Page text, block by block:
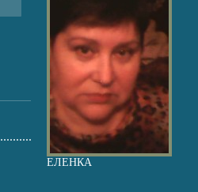
ЕЛЕНКА